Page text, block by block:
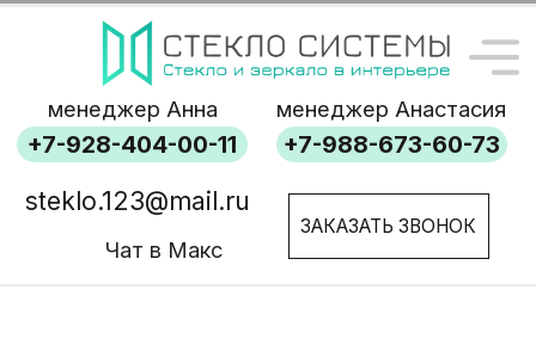
ЗАКАЗАТЬ ЗВОНОК
+7-988-673-60-73
+7-928-404-00-11
steklo.123@mail.ru
менеджер Анна менеджер Анастасия